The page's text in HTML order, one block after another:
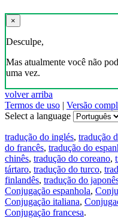
×
Desculpe,
Mas atualmente você não
uma vez.
volver arriba
Termos de uso | Versão
Select a language
tradução do inglés, tradução
do francês, tradução do
chinês, tradução do coreano,
tártaro, tradução do turco,
finlandês, tradução do
Conjugação espanhola,
Conjugação italiana,
Conjugação francesa.